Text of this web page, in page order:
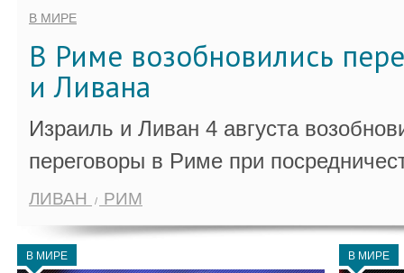
В МИРЕ
В Риме возобновились
и Ливана
Израиль и Ливан 4 августа
переговоры в Риме при
ЛИВАН РИМ
В МИРЕ В МИРЕ